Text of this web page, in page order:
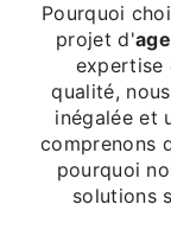
Pourquoi
projet d'
expertise
qualité,
inégalée et
comprenons
pourquoi
solutions